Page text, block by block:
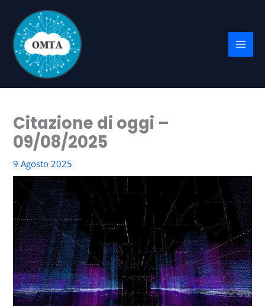
contenuto
Citazione di oggi –
09/08/2025
9 Agosto 2025